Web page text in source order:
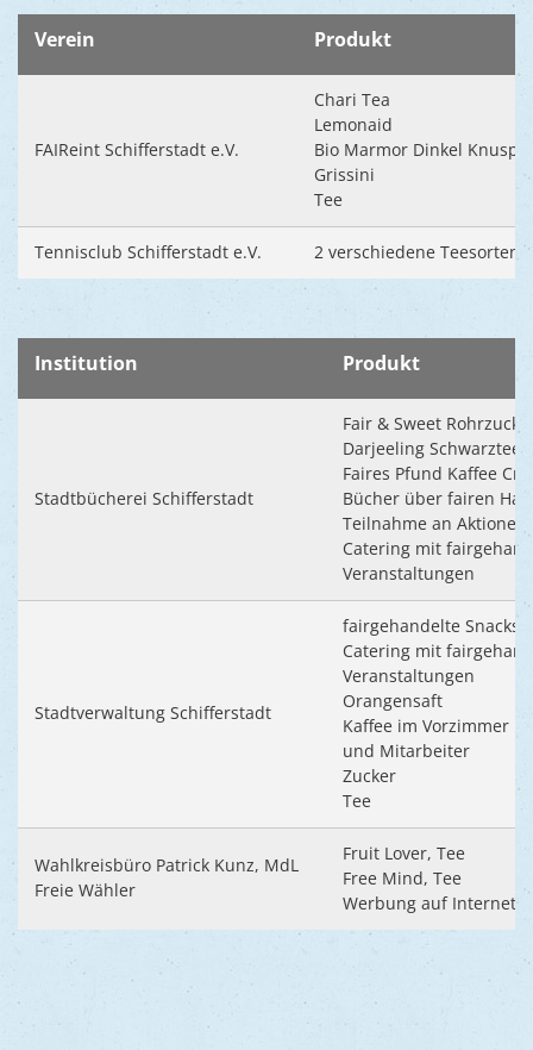
Verein Produkt
FAIReint Schifferstadt e.V.
Chari Tea
Lemonaid
Bio Marmor Dinkel
Grissini
Tee
Tennisclub Schifferstadt e.V. 2 verschiedene Teesorten
Institution Produkt
Stadtbücherei Schifferstadt
Fair & Sweet
Darjeeling Schwarztee
Faires Pfund Kaffee
Bücher über fairen
Teilnahme an
Catering mit
Veranstaltungen
Stadtverwaltung Schifferstadt
fairgehandelte Snacks
Catering mit
Veranstaltungen
Orangensaft
Kaffee im Vorzimmer
und Mitarbeiter
Zucker
Tee
Wahlkreisbüro Patrick Kunz, MdL
Freie Wähler
Fruit Lover, Tee
Free Mind, Tee
Werbung auf